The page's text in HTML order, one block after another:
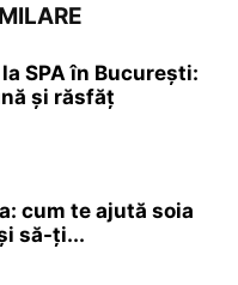
SPA în București:
și răsfăț
cum te ajută soia
să-ți...